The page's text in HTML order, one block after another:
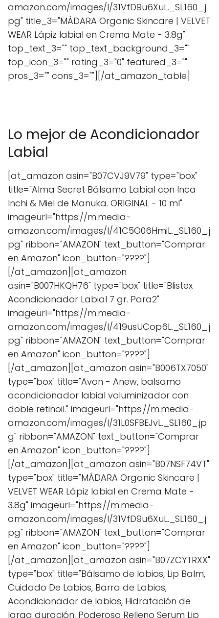
amazon.com/images/I/31VfD9u6XuL._SL160_.j
pg" title_3="MÁDARA Organic Skincare | VELVET
WEAR Lápiz labial en Crema Mate - 3.8g"
top_text_3="" top_text_background_3=""
top_icon_3="" rating_3="0" featured_3=""
pros_3="" cons_3=""][/at_amazon_table]
Lo mejor de Acondicionador
Labial
[at_amazon asin="B07CVJ9V79" type="box"
title="Alma Secret Bálsamo Labial con Inca
Inchi & Miel de Manuka. ORIGINAL - 10 ml"
imageurl="https://m.media-
amazon.com/images/I/41C5O06HmiL._SL160_.j
pg" ribbon="AMAZON" text_button="Comprar
en Amazon" icon_button="????"]
[/at_amazon][at_amazon
asin="B007HKQH76" type="box" title="Blistex
Acondicionador Labial 7 gr. Para2"
imageurl="https://m.media-
amazon.com/images/I/419usUCop6L._SL160_.j
pg" ribbon="AMAZON" text_button="Comprar
en Amazon" icon_button="????"]
[/at_amazon][at_amazon asin="B006TX7050"
type="box" title="Avon - Anew, balsamo
acondicionador labial voluminizador con
doble retinoil." imageurl="https://m.media-
amazon.com/images/I/31L0SFBEJvL._SL160_.jp
g" ribbon="AMAZON" text_button="Comprar
en Amazon" icon_button="????"]
[/at_amazon][at_amazon asin="B07NSF74VT"
type="box" title="MÁDARA Organic Skincare |
VELVET WEAR Lápiz labial en Crema Mate -
3.8g" imageurl="https://m.media-
amazon.com/images/I/31VfD9u6XuL._SL160_.j
pg" ribbon="AMAZON" text_button="Comprar
en Amazon" icon_button="????"]
[/at_amazon][at_amazon asin="B07ZCYTRXX"
type="box" title="Bálsamo de labios, Lip Balm,
Cuidado De Labios, Barra de Labios,
Acondicionador de labios, Hidratación de
larga duración, Poderoso Relleno Serum Lip